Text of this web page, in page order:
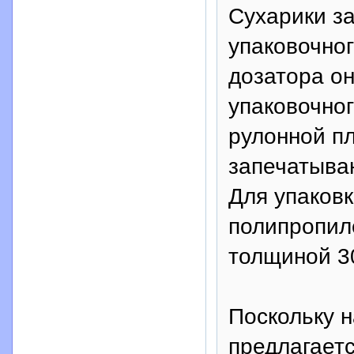
Сухарики
дозатора
рулонной
Для
толщиной
Поскольку